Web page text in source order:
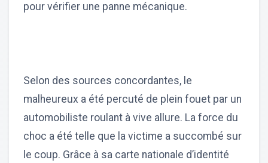
pour vérifier une panne mécanique.
Selon des sources concordantes, le
malheureux a été percuté de plein fouet par un
automobiliste roulant à vive allure. La force du
choc a été telle que la victime a succombé sur
le coup. Grâce à sa carte nationale d’identité